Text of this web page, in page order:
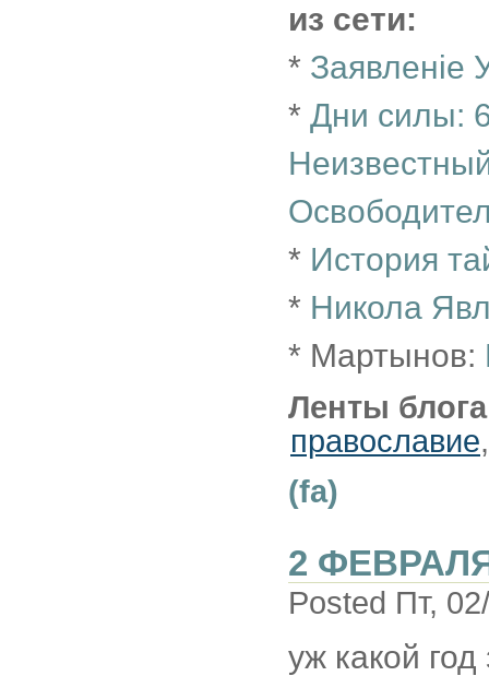
из сети:
* Заявленіе
* Дни силы:
* История
* Никола
* Мартынов:
Ленты
православие
(fa)
2
Posted Пт,
уж какой